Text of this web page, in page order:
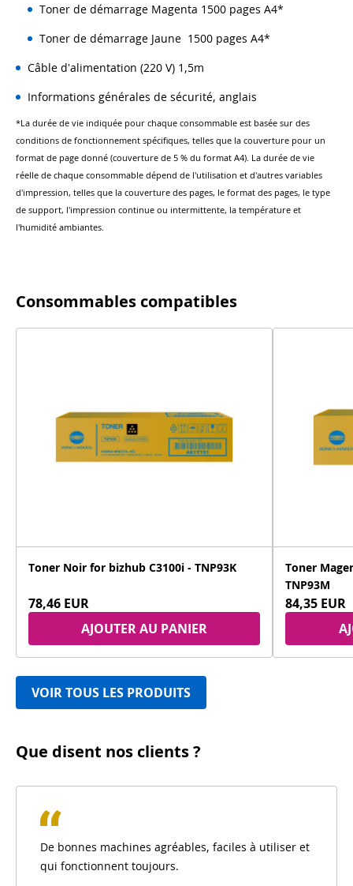
Toner de démarrage Magenta 1500 pages A4*
Toner de démarrage Jaune 1500 pages A4*
Câble d'alimentation (220 V) 1,5m
Informations générales de sécurité, anglais
*La durée de vie indiquée pour chaque consommable est basée sur des
conditions de fonctionnement spécifiques, telles que la couverture pour un
format de page donné (couverture de 5 % du format A4). La durée de vie
réelle de chaque consommable dépend de l'utilisation et d'autres variables
d'impression, telles que la couverture des pages, le format des pages, le type
de support, l'impression continue ou intermittente, la température et
l'humidité ambiantes.
Consommables compatibles
VOIR TOUS LES PRODUITS
Toner Noir for bizhub C3100i - TNP93K
78,46 EUR
AJOUTER AU PANIER
Toner
TNP93M
84,35 EUR
Que disent nos clients ?
De bonnes machines agréables, faciles à utiliser et
qui fonctionnent toujours.